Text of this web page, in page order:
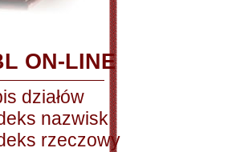
ON-LINE
działów
nazwisk
rzeczowy